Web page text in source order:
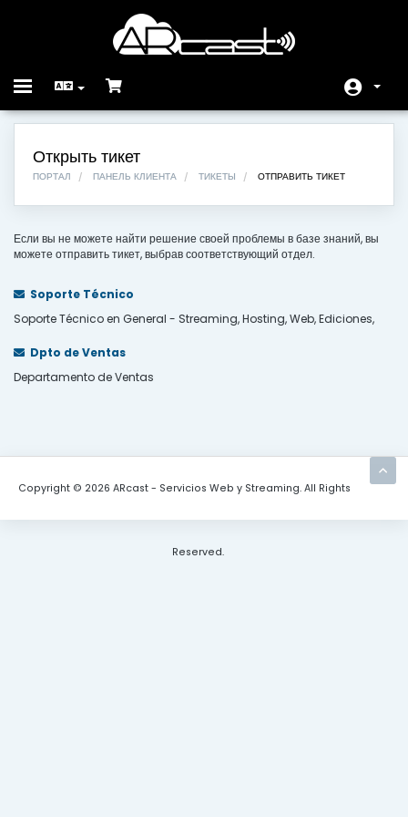
Toggle
Store
Объявления
База знаний
Связь с нами
Открыть тикет
ПОРТАЛ ПАНЕЛЬ КЛИЕНТА ТИКЕТЫ ОТПРАВИТЬ ТИКЕТ
Если вы не можете найти решение своей проблемы в базе знаний, вы
можете отправить тикет, выбрав соответствующий отдел.
Soporte Técnico
Soporte Técnico en General - Streaming, Hosting, Web, Ediciones,
Dpto de Ventas
Departamento de Ventas
Copyright © 2026 ARcast - Servicios Web y Streaming. All Rights
Reserved.